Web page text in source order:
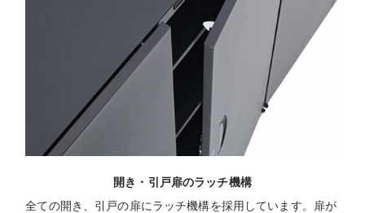
開き・引戸扉のラッチ機構
全ての開き、引戸の扉にラッチ機構を採用しています。扉が